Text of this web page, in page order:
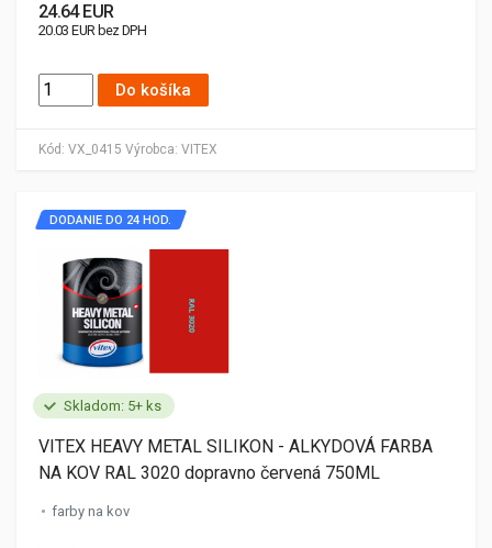
Kód: VX_0415 Výrobca: VITEX
24.64 EUR
20.03 EUR bez DPH
Do košíka
Skladom: 5+ ks
DODANIE DO 24 HOD.
VITEX HEAVY METAL SILIKON - ALKYDOVÁ FARBA
NA KOV RAL 3020 dopravno červená 750ML
farby na kov